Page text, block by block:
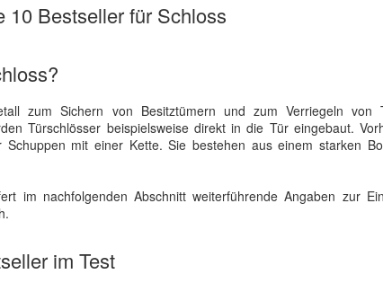
10 Bestseller für Schloss
zum Sichern von Besitztümern und zum Verriegeln von
Türschlösser beispielsweise direkt in die Tür eingebaut.
mit einer Kette. Sie bestehen aus einem starken
im nachfolgenden Abschnitt weiterführende Angaben zur
im Test